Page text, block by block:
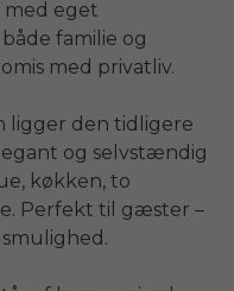
med eget
familie og
med privatliv.
ligger den tidligere
og selvstændig
køkken, to
Perfekt til gæster –